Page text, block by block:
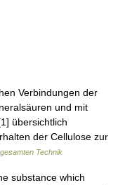
Verbindungen der
und mit
übersichtlich
der Cellulose zur
Technik
substance which